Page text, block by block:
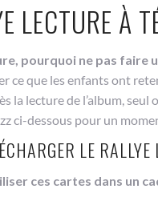
LECTURE À
pourquoi ne pas faire
que les enfants ont
la lecture de l’album, seul
ci-dessous pour un
LE RALLYE
ces cartes dans un